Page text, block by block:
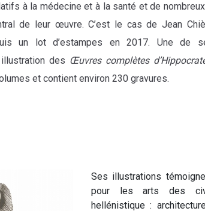
à la médecine et à la santé et de
de leur œuvre. C’est le cas de Jean
un lot d’estampes en 2017. Une de
des Œuvres complètes
et contient environ 230 gravures.
Ses illustrations
pour les arts des
hellénistique :